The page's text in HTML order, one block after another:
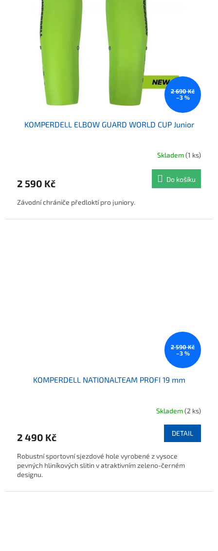
2 690 Kč
–3 %
KOMPERDELL ELBOW GUARD WORLD CUP Junior
Skladem(1 ks)
2 590 Kč Do košíku
Závodní chrániče předloktí pro juniory.
2 590 Kč
–3 %
KOMPERDELL NATIONALTEAM PROFI 19 mm
Skladem(2 ks)
2 490 Kč DETAIL
Robustní sportovní sjezdové hole vyrobené z vysoce
pevných hliníkových slitin v atraktivním zeleno-černém
designu.